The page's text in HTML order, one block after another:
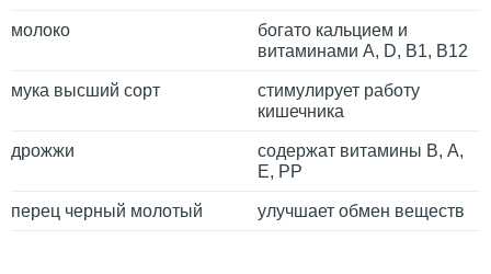
молоко
богато кальцием и
витаминами A, D, B1, B12
мука высший сорт
стимулирует работу
кишечника
дрожжи
содержат витамины В, А,
Е, РР
перец черный молотый улучшает обмен веществ